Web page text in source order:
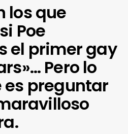
los que
Poe
el primer gay
Pero lo
preguntar